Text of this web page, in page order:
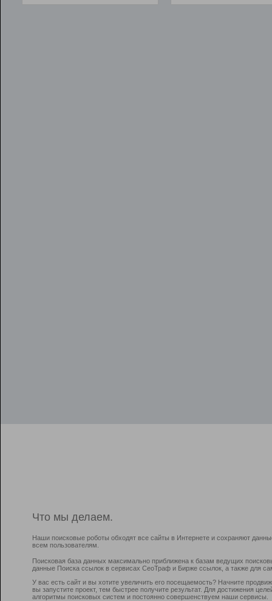
Что мы делаем.
Наши поисковые роботы обходят все сайты в Интернете и сохраняют
всем пользователям.
Поисковая база данных максимально приближена к базам ведущих
данные Поиска ссылок в сервисах СеоТраф и Бирже ссылок, а также для
У вас есть сайт и вы хотите увеличить его посещаемость? Начните
вы запустите проект, тем быстрее получите результат. Для достижения
алгоритмы поисковых систем и постоянно совершенствуем наши сервисы.